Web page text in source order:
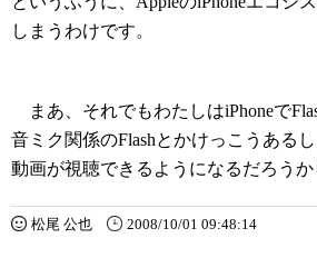
しまうわけです。
まあ、それでもわたしはiPhoneで
音ミク関係のFlashとかけっこうある
動画が視聴できるようになるだろうか
松尾 公也 2008/10/01 09:48:14